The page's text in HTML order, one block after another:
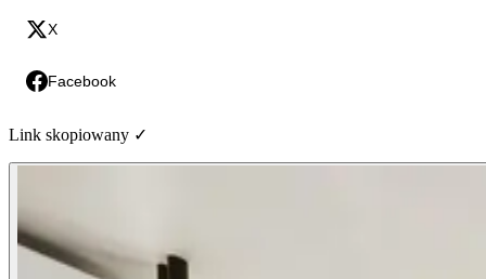
X
Facebook
Link skopiowany ✓